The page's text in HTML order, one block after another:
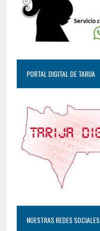
PORTAL DIGITAL DE TARIJA
NUESTRAS REDES SOCIALES